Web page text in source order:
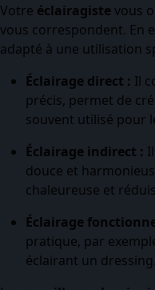
Votre éclairagistevous
vous correspondent. En
adapté à une utilisation
Éclairage direct : Il
précis, permet de
souvent utilisé pour
Éclairage indirect :
douce et
chaleureuse et
Éclairage
pratique, par
éclairant un dressing.